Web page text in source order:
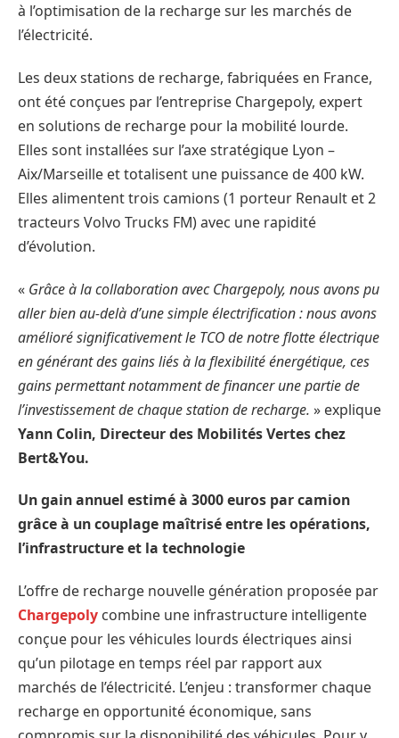
à l’optimisation de la recharge sur les marchés de
l’électricité.
Les deux stations de recharge, fabriquées en France,
ont été conçues par l’entreprise Chargepoly, expert
en solutions de recharge pour la mobilité lourde.
Elles sont installées sur l’axe stratégique Lyon –
Aix/Marseille et totalisent une puissance de 400 kW.
Elles alimentent trois camions (1 porteur Renault et 2
tracteurs Volvo Trucks FM) avec une rapidité
d’évolution.
« Grâce à la collaboration avec Chargepoly, nous avons pu
aller bien au-delà d’une simple électrification : nous avons
amélioré significativement le TCO de notre flotte électrique
en générant des gains liés à la flexibilité énergétique, ces
gains permettant notamment de financer une partie de
l’investissement de chaque station de recharge. » explique
Yann Colin, Directeur des Mobilités Vertes chez
Bert&You.
Un gain annuel estimé à 3000 euros par camion
grâce à un couplage maîtrisé entre les opérations,
l’infrastructure et la technologie
L’offre de recharge nouvelle génération proposée par
Chargepoly combine une infrastructure intelligente
conçue pour les véhicules lourds électriques ainsi
qu’un pilotage en temps réel par rapport aux
marchés de l’électricité. L’enjeu : transformer chaque
recharge en opportunité économique, sans